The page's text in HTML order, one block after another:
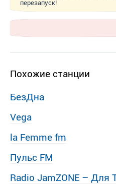
перезапуск!
Похожие станции
БезДна
Vega
la Femme fm
Пульс FM
Radio JamZONE – Для